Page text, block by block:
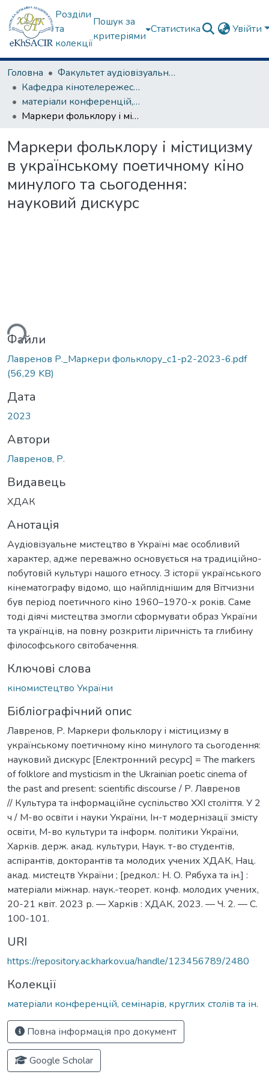
Розділи
та
колекції
Пошук за
критеріями
Статистика Увійти
Головна
Факультет аудіовізуального мистецтва
Кафедра кінотелережесури та сценарної майстерності
матеріали конференцій, семінарів, круглих столів та ін.
Маркери фольклору і містицизму в українському поетичному кіно минулого та сьогодення: науковий дискурс
Маркери фольклору і містицизму
в українському поетичному кіно
минулого та сьогодення:
науковий дискурс
Файли
Лавренов Р._Маркери фольклору_c1-p2-2023-6.pdf
(56,29 KB)
Дата
2023
Автори
Лавренов, Р.
Видавець
ХДАК
Анотація
Аудіовізуальне мистецтво в Україні має особливий
характер, адже переважно основується на традиційно-
побутовій культурі нашого етносу. З історії українського
кінематографу відомо, що найпліднішим для Вітчизни
був період поетичного кіно 1960–1970-х років. Саме
тоді діячі мистецтва змогли сформувати образ України
та українців, на повну розкрити ліричність та глибину
філософського світобачення.
Ключові слова
кіномистецтво України
Бібліографічний опис
Лавренов, Р. Маркери фольклору і містицизму в
українському поетичному кіно минулого та сьогодення:
науковий дискурс [Електронний ресурс] = The markers
of folklore and mysticism in the Ukrainian poetic cinema of
the past and present: scientific discourse / Р. Лавренов
// Культура та інформаційне суспільство ХХІ століття. У 2
ч / М-во освіти і науки України, Ін-т модернізації змісту
освіти, М-во культури та інформ. політики України,
Харків. держ. акад. культури, Наук. т-во студентів,
аспірантів, докторантів та молодих учених ХДАК, Нац.
акад. мистецтв України ; [редкол.: Н. О. Рябуха та ін.] :
матеріали міжнар. наук.-теорет. конф. молодих учених,
20-21 квіт. 2023 р. — Харків : ХДАК, 2023. — Ч. 2. — С.
100-101.
URI
https://repository.ac.kharkov.ua/handle/123456789/2480
Колекції
матеріали конференцій, семінарів, круглих столів та ін.
Повна інформація про документ
Google Scholar